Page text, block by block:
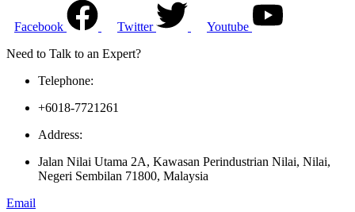
Facebook Twitter
Youtube
Need to Talk to an Expert?
Telephone:
+6018-7721261
Address:
Jalan Nilai Utama 2A, Kawasan Perindustrian Nilai, Nilai,
Negeri Sembilan 71800, Malaysia
Email